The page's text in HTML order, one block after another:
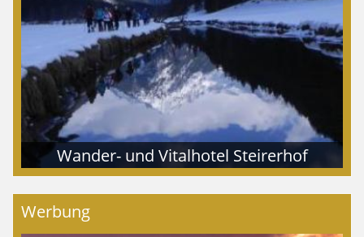
Wander- und Vitalhotel Steirerhof
Werbung